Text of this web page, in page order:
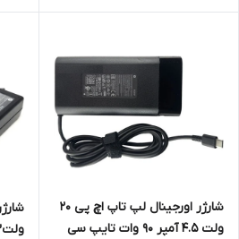
شارژر اورجینال لپ تاپ اچ پی 20
ولت 4.5 آمپر 90 وات تایپ سی